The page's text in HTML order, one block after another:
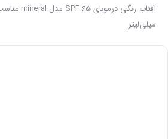
میلی‌لیتر